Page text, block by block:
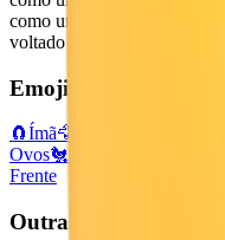
como uma cabeça de
voltado para a esquerda,
Emojis relacionados
🧲Ímã🦅
Ovos🐔
Frente
Outras Plataformas